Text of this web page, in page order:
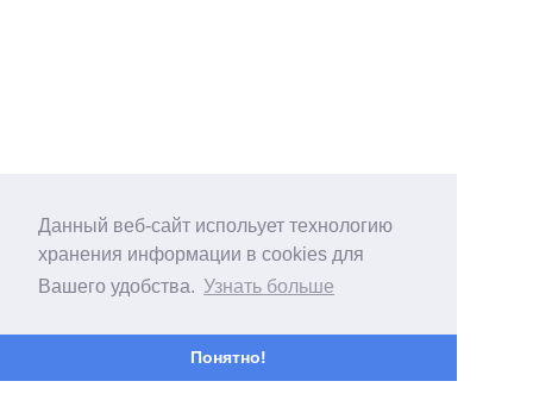
Данный веб-сайт испольует технологию
хранения информации в cookies для
Вашего удобства. Узнать больше
Понятно!